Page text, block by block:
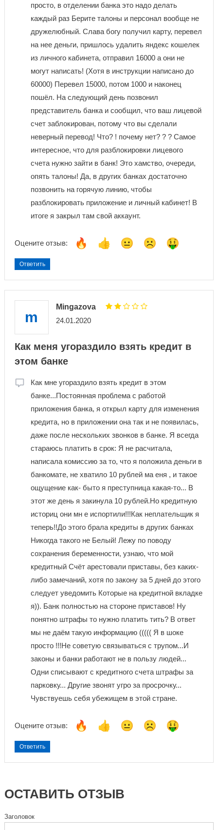
просто, в отделении банка это надо делать
каждый раз Берите талоны и персонал вообще не
дружелюбный. Слава богу получил карту, перевел
на нее деньги, пришлось удалить яндекс кошелек
из личного кабинета, отправил 16000 а они не
могут написать! (Хотя в инструкции написано до
60000) Перевел 15000, потом 1000 и наконец
пошёл. На следующий день позвонил
представитель банка и сообщил, что ваш лицевой
счет заблокирован, потому что вы сделали
неверный перевод! Что? ! почему нет? ? ? Самое
интересное, что для разблокировки лицевого
счета нужно зайти в банк! Это хамство, очереди,
опять талоны! Да, в других банках достаточно
позвонить на горячую линию, чтобы
разблокировать приложение и личный кабинет! В
итоге я закрыл там свой аккаунт.
Оцените отзыв:
Ответить
m
Mingazova
24.01.2020
Как меня угораздило взять кредит в
этом банке
Как мне угораздило взять кредит в этом
банке...Постоянная проблема с работой
приложения банка, я открыл карту для изменения
кредита, но в приложении она так и не появилась,
даже после нескольких звонков в банке. Я всегда
стараюсь платить в срок: Я не расчитала,
написала комиссию за то, что я положила деньги в
банкомате, не хватило 10 рублей ма еня , и такое
ощущение как- быто я преступница какая-то... В
этот же день я закинула 10 рублей.Но кредитную
историц они мн е испортили!!!Как неплательщик я
теперь!!До этого брала кредиты в других банках
Никогда такого не Белый! Лежу по поводу
сохранения беременности, узнаю, что мой
кредитный Счёт арестовали приставы, без каких-
либо замечаний, хотя по закону за 5 дней до этого
следует уведомить Которые на кредитной вкладке
я)). Банк полностью на стороне приставов! Ну
понятно штрафы то нужно платить тить? В ответ
мы не даём такую ​​информацию ((((( Я в шоке
просто !!!Не советую связываться с трупом...И
законы и банки работают не в пользу людей...
Одни списывают с кредитного счета штрафы за
парковку... Другие звонят угро за просрочку...
Чувствуешь себя убежищем в этой стране.
Оцените отзыв:
Ответить
ОСТАВИТЬ ОТЗЫВ
Заголовок